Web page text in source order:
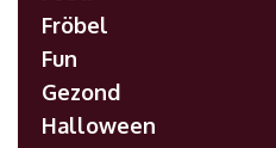
Fröbel
Fun
Gezond
Halloween